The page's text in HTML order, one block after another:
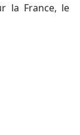
la France, le